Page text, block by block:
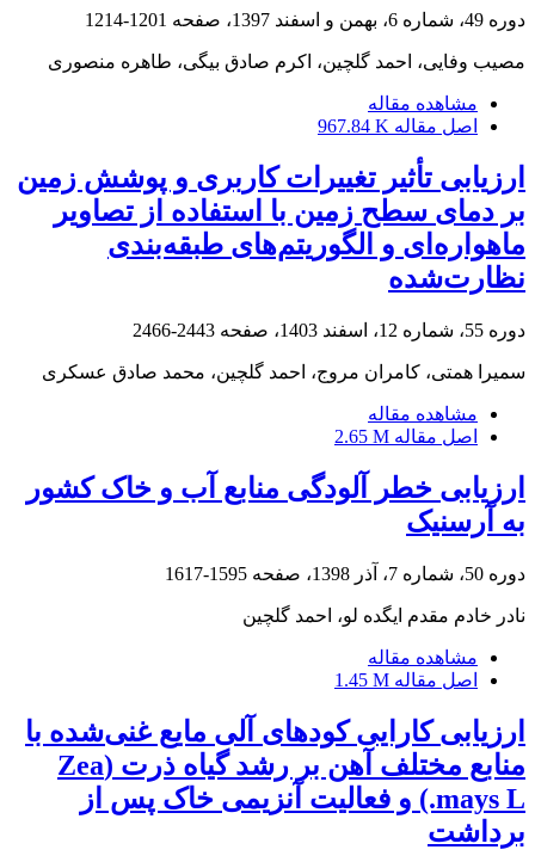
دوره 49، شماره 6، بهمن و اسفند 1397، صفحه 1201-1214
مصیب وفایی، احمد گلچین، اکرم صادق بیگی، طاهره منصوری
مشاهده مقاله
اصل مقاله 967.84 K
ارزیابی تأثیر تغییرات کاربری و پوشش زمین
بر دمای سطح زمین با استفاده از تصاویر
ماهواره‌ای و الگوریتم‌های طبقه‌بندی
نظارت‌شده
دوره 55، شماره 12، اسفند 1403، صفحه 2443-2466
سمیرا همتی، کامران مروج، احمد گلچین، محمد صادق عسکری
مشاهده مقاله
اصل مقاله 2.65 M
ارزیابی خطر آلودگی منابع آب و خاک کشور
به آرسنیک
دوره 50، شماره 7، آذر 1398، صفحه 1595-1617
نادر خادم مقدم ایگده لو، احمد گلچین
مشاهده مقاله
اصل مقاله 1.45 M
ارزیابی کارایی کودهای آلی مایع غنی‌شده با
منابع مختلف آهن بر رشد گیاه ذرت (Zea
mays L.) و فعالیت آنزیمی خاک پس از
برداشت